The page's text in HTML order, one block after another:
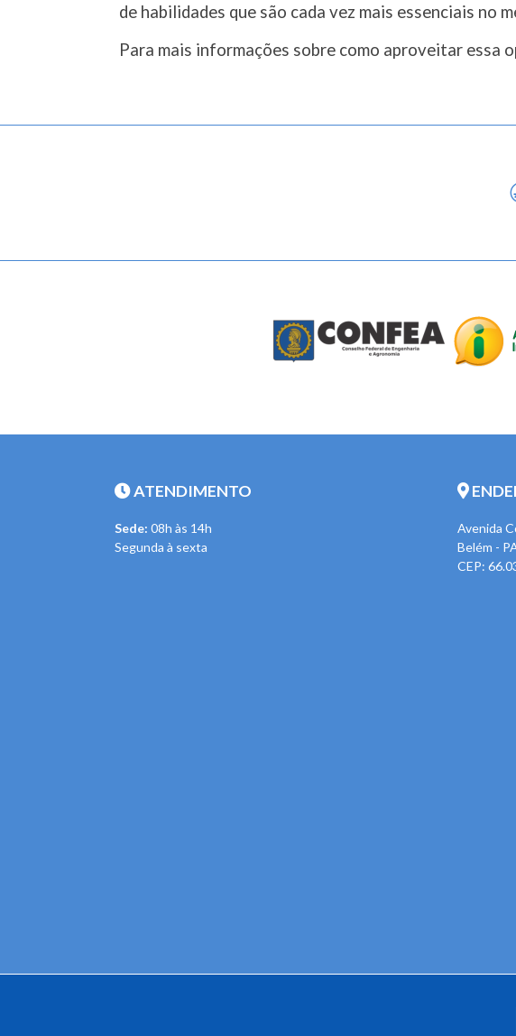
de habilidades que são cada vez mais essenciais no
Para mais informações sobre como aproveitar essa
ATENDIMENTO
Sede: 08h às 14h
Segunda à sexta
Avenida
Belém -
CEP: